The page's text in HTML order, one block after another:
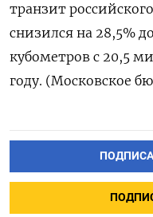
транзит
снизился на 28,5%
кубометров с 20,5
году. (Московское